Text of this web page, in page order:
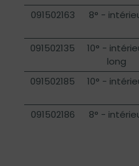
091502163
8° -
091502135
10° -
long
091502185
10° -
091502186
8° -